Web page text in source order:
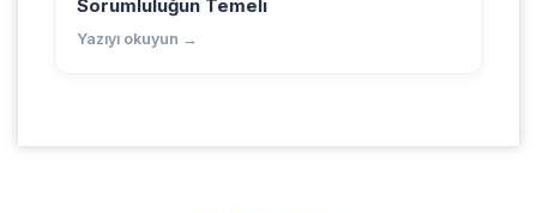
Sorumluluğun Temeli
Yazıyı okuyun →